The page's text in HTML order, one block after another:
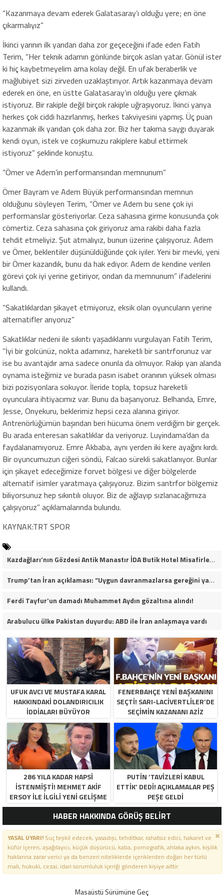
“Kazanmaya devam ederek Galatasaray’ı olduğu yere; en öne
çıkarmalıyız”
İkinci yarının ilk yarıdan daha zor geçeceğini ifade eden Fatih
Terim, “Her teknik adamın gönlünde birçok aslan yatar. Gönül ister
ki hiç kaybetmeyelim ama kolay değil. En ufak beraberlik ve
mağlubiyet sizi zirveden uzaklaştırıyor. Artık kazanmaya devam
ederek en öne, en üstte Galatasaray’ın olduğu yere çıkmak
istiyoruz. Bir rakiple değil birçok rakiple uğraşıyoruz. İkinci yarıya
herkes çok ciddi hazırlanmış, herkes takviyesini yapmış. Üç puan
kazanmak ilk yarıdan çok daha zor. Biz her takıma saygı duyarak
kendi oyun, istek ve coşkumuzu rakiplere kabul ettirmek
istiyoruz” şeklinde konuştu.
“Ömer ve Adem’in performansından memnunum”
Ömer Bayram ve Adem Büyük performansından memnun
olduğunu söyleyen Terim, “Ömer ve Adem bu sene çok iyi
performanslar gösteriyorlar. Ceza sahasına girme konusunda çok
cömertiz. Ceza sahasına çok giriyoruz ama rakibi daha fazla
tehdit etmeliyiz. Şut atmalıyız, bunun üzerine çalışıyoruz. Adem
ve Ömer, beklentiler düşünüldüğünde çok iyiler. Yeni bir mevki, yeni
bir Ömer kazandık, bunu da hak ediyor. Adem de kendine verilen
görevi çok iyi yerine getiriyor, ondan da memnunum” ifadelerini
kullandı.
“Sakatlıklardan şikayet etmiyoruz, eksik olan oyuncuların yerine
alternatifler arıyoruz”
Sakatlıklar nedeni ile sıkıntı yaşadıklarını vurgulayan Fatih Terim,
“İyi bir golcünüz, nokta adamınız, hareketli bir santrforunuz var
ise bu avantajdır ama sadece onunla da olmuyor. Rakip yarı alanda
oynama isteğimiz ve burada pasın isabet oranının yüksek olması
bizi pozisyonlara sokuyor. İleride topla, topsuz hareketli
oyunculara ihtiyacımız var. Bunu da başarıyoruz. Belhanda, Emre,
Jesse, Onyekuru, beklerimiz hepsi ceza alanına giriyor.
Antrenörlüğümün başından beri hücuma önem verdiğim bir gerçek.
Bu arada enteresan sakatlıklar da veriyoruz. Luyindama’dan da
faydalanamıyoruz. Emre Akbaba, aynı yerden iki kere ayağını kırdı.
Bir oyuncumuzun ciğeri söndü, Falcao sürekli sakatlanıyor. Bunlar
için şikayet edeceğimize forvet bölgesi ve diğer bölgelerde
alternatif isimler yaratmaya çalışıyoruz. Bizim santrfor bölgemiz
biliyorsunuz hep sıkıntılı oluyor. Biz de ağlayıp sızlanacağımıza
çalışıyoruz” açıklamalarında bulundu.
KAYNAK:TRT SPOR
Kazdağları’nın Gözdesi Antik Manastır İDA Butik Hotel Misafirlerinden Tam Not Alıyor
Trump’tan İran açıklaması: “Uygun davranmazlarsa gereğini yaparım”
Ferdi Tayfur’un damadı Muhammet Aydın gözaltına alındı!
Arabulucu ülke Pakistan duyurdu: ABD ile İran anlaşmaya vardı
UFUK AVCI VE MUSTAFA KARAL
HAKKINDAKI DOLANDIRICILIK
İDDIALARI BÜYÜYOR
FENERBAHÇE YENI BAŞKANINI
SEÇTI! SARI-LACIVERTLILER’DE
SEÇIMIN KAZANANI AZIZ
YILDIRIM OLDU
286 YILA KADAR HAPSI
ISTENMIŞTI! MEHMET AKIF
ERSOY ILE ILGILI YENI GELIŞME
PUTIN ‘TAVIZLERI KABUL
ETTIK’ DEDI! AÇIKLAMALAR PEŞ
PEŞE GELDI
HABER HAKKINDA GÖRÜŞ BELİRT
YASAL UYARI!Suç teşkil edecek, yasadışı, tehditkar, rahatsız edici, hakaret ve
küfür içeren, aşağılayıcı, küçük düşürücü, kaba, pornografik, ahlaka aykırı, kişilik
haklarına zarar verici ya da benzeri niteliklerde içeriklerden doğan her türlü
mali, hukuki, cezai, idari sorumluluk içeriği gönderen kişiye aittir.
Masaüstü Sürümüne Geç